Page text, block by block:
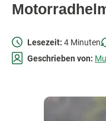
Lesezeit: 4 Minuten
Geschrieben von: